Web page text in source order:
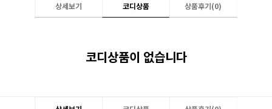
상세보기 코디상품 상품후기(0)
코디상품이 없습니다